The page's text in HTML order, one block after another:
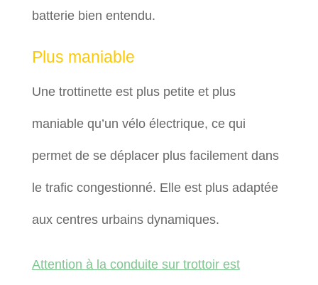
batterie bien entendu.
Plus maniable
Une trottinette est plus petite et plus
maniable qu’un vélo électrique, ce qui
permet de se déplacer plus facilement dans
le trafic congestionné. Elle est plus adaptée
aux centres urbains dynamiques.
Attention à la conduite sur trottoir est